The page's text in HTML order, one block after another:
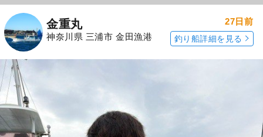
金重丸
神奈川県 三浦市 金田漁港
27日前
釣り船詳細を見る